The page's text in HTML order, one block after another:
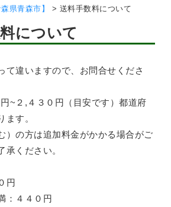
県青森市】 > 送料手数料について
について
て違いますので、お問合せくださ
~２,４３０円（目安です）都道府
ます。
）の方は追加料金がかかる場合がご
承ください。
円
：４４０円